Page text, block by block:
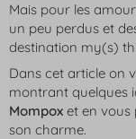
Mais pour les
un peu perdus et
destination my(s)
Dans cet article on
montrant quelques
Mompox et en vous
son charme.